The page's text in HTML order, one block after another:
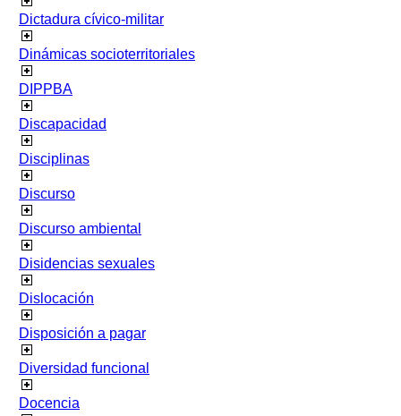
Dictadura cívico-militar
Dinámicas socioterritoriales
DIPPBA
Discapacidad
Disciplinas
Discurso
Discurso ambiental
Disidencias sexuales
Dislocación
Disposición a pagar
Diversidad funcional
Docencia